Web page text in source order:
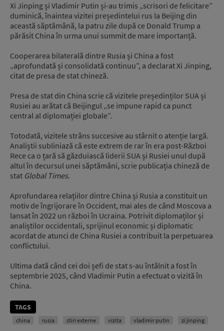
Xi Jinping și Vladimir Putin și-au trimis „scrisori de felicitare”
duminică, înaintea vizitei președintelui rus la Beijing din
această săptămână, la patru zile după ce Donald Trump a
părăsit China în urma unui summit de mare importanță.
Cooperarea bilaterală dintre Rusia și China a fost
„aprofundată și consolidată continuu”, a declarat Xi Jinping,
citat de presa de stat chineză.
Presa de stat din China scrie că vizitele președinților SUA și
Rusiei au arătat că Beijingul „se impune rapid ca punct
central al diplomației globale”.
Totodată, vizitele strâns succesive au stârnit o atenție largă.
Analiștii subliniază că este extrem de rar în era post-Război
Rece ca o țară să găzduiască liderii SUA și Rusiei unul după
altul în decursul unei săptămâni, scrie publicația chineză de
stat Global Times.
Aprofundarea relațiilor dintre China și Rusia a constituit un
motiv de îngrijorare în Occident, mai ales de când Moscova a
lansat în 2022 un război în Ucraina. Potrivit diplomaților și
analiștilor occidentali, sprijinul economic și diplomatic
acordat de atunci de China Rusiei a contribuit la perpetuarea
conflictului.
Ultima dată când cei doi șefi de stat s-au întâlnit a fost în
septembrie 2025, când Vladimir Putin a efectuat o vizită în
China.
TAGS
china rusia stiri externe vizita vladimir putin zi jinping